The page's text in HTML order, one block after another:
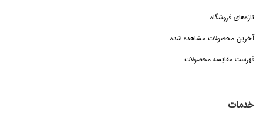
تازه‌هاي فروشگاه
آخرین محصولات مشاهده شده
فهرست مقایسه محصولات
خدمات